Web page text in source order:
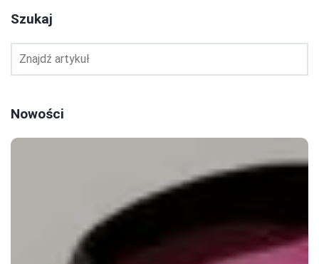
Szukaj
Nowości